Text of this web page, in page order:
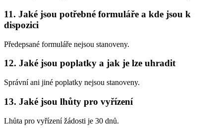
11. Jaké jsou potřebné formuláře a kde jsou k
dispozici
Předepsané formuláře nejsou stanoveny.
12. Jaké jsou poplatky a jak je lze uhradit
Správní ani jiné poplatky nejsou stanoveny.
13. Jaké jsou lhůty pro vyřízení
Lhůta pro vyřízení žádosti je 30 dnů.